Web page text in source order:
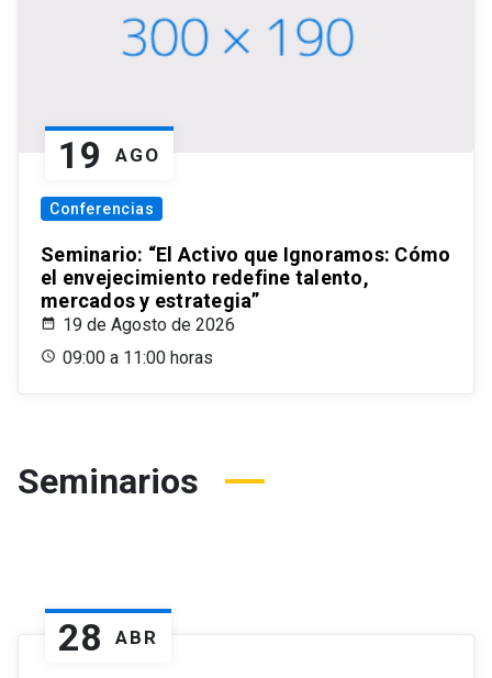
19 AGO
Conferencias
Seminario: “El Activo que Ignoramos: Cómo
el envejecimiento redefine talento,
mercados y estrategia”
19 de Agosto de 2026
09:00 a 11:00 horas
Seminarios
28 ABR